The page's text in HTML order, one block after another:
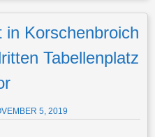
Korschenbroich
Tabellenplatz
5, 2019